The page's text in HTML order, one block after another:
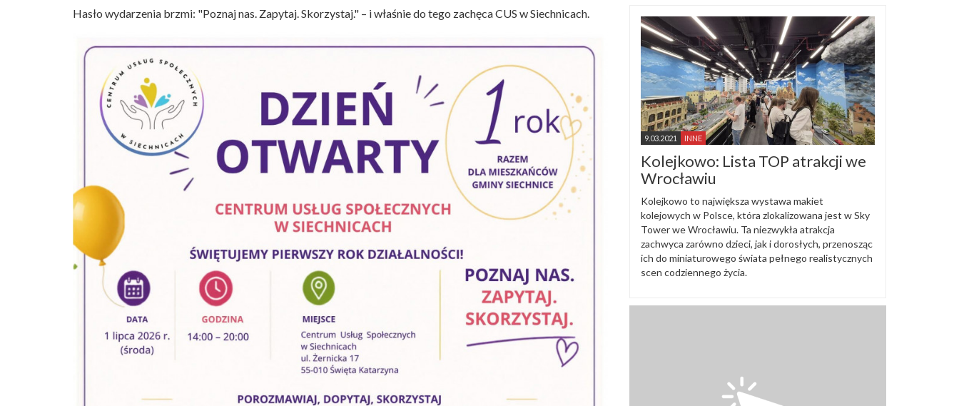
Hasło wydarzenia brzmi: "Poznaj nas. Zapytaj. Skorzystaj." – i właśnie do tego zachęca CUS w Siechnicach.
9.03.2021 INNE
Kolejkowo: Lista TOP atrakcji we
Wrocławiu
Kolejkowo to największa wystawa makiet
kolejowych w Polsce, która zlokalizowana jest w Sky
Tower we Wrocławiu. Ta niezwykła atrakcja
zachwyca zarówno dzieci, jak i dorosłych, przenosząc
ich do miniaturowego świata pełnego realistycznych
scen codziennego życia.